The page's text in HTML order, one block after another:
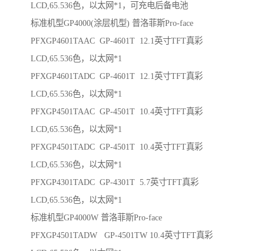
LCD,65.536色，以太网*1，可充电后备电池
标准机型GP4000(涂层机型) 普洛菲斯Pro-face
PFXGP4601TAAC GP-4601T 12.1英寸TFT真彩
LCD,65.536色，以太网*1
PFXGP4601TADC GP-4601T 12.1英寸TFT真彩
LCD,65.536色，以太网*1
PFXGP4501TAAC GP-4501T 10.4英寸TFT真彩
LCD,65.536色，以太网*1
PFXGP4501TADC GP-4501T 10.4英寸TFT真彩
LCD,65.536色，以太网*1
PFXGP4301TADC GP-4301T 5.7英寸TFT真彩
LCD,65.536色，以太网*1
标准机型GP4000W 普洛菲斯Pro-face
PFXGP4501TADW GP-4501TW 10.4英寸TFT真彩